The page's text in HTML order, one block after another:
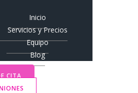
Inicio
Servicios y Precios
Equipo
Blog
CITA